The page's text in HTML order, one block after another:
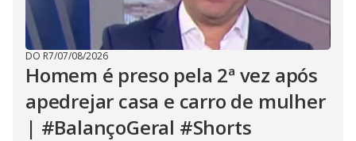
DO R7/07/08/2026
Homem é preso pela 2ª vez após
apedrejar casa e carro de mulher
| #BalançoGeral #Shorts